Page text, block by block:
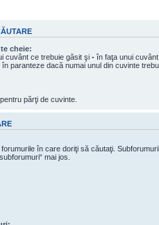
cheie:
cuvânt ce trebuie găsit şi - în faţa unui
în paranteze dacă numai unul din cuvinte
părţi de cuvinte.
în care doriţi să căutaţi.
mai jos.